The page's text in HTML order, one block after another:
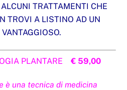
TRATTAMENTI CHE
TROVI A LISTINO AD UN
PLANTARE€ 59,00
una tecnica di medicina